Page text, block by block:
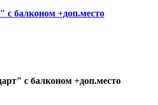
балконом +доп.место
с балконом +доп.место